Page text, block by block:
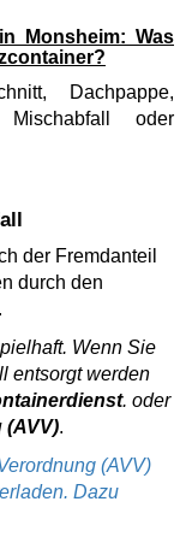
Monsheim: Was
Dachpappe,
Mischabfall oder
der Fremdanteil
durch den
Wenn Sie
entsorgt werden
. oder
.
(AVV)
Dazu